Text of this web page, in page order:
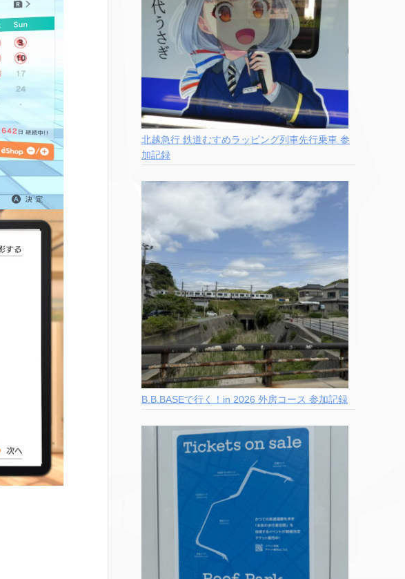
北越急行 鉄道むすめラッピング列車先行乗車 参
加記録
B.B.BASEで行く！in 2026 外房コース 参加記録